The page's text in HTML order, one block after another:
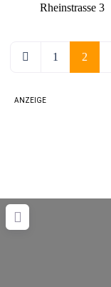
Rheinstrasse 3
Neuere Beiträge
1 2
ANZEIGE